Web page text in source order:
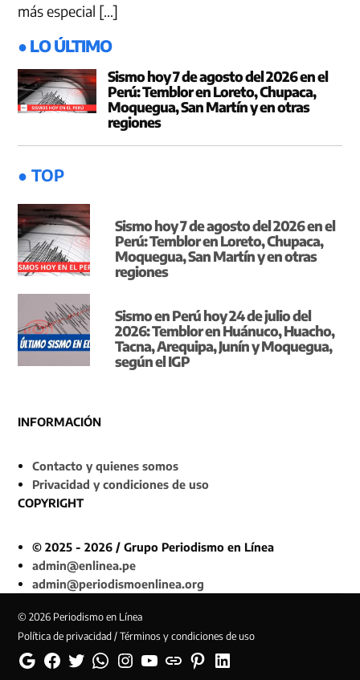
más especial […]
● LO ÚLTIMO
Sismo hoy 7 de agosto del 2026 en el
Perú: Temblor en Loreto, Chupaca,
Moquegua, San Martín y en otras
regiones
● TOP
Sismo hoy 7 de agosto del 2026 en el
Perú: Temblor en Loreto, Chupaca,
Moquegua, San Martín y en otras
regiones
Sismo en Perú hoy 24 de julio del
2026: Temblor en Huánuco, Huacho,
Tacna, Arequipa, Junín y Moquegua,
según el IGP
INFORMACIÓN
Contacto y quienes somos
Privacidad y condiciones de uso
COPYRIGHT
© 2025 - 2026 / Grupo Periodismo en Línea
admin@enlinea.pe
admin@periodismoenlinea.org
© 2026 Periodismo en Línea
Política de privacidad / Términos y condiciones de uso
GoogleFacebookTwitterWhatsappInstagramYouTubeWeb PinterestLinkedin